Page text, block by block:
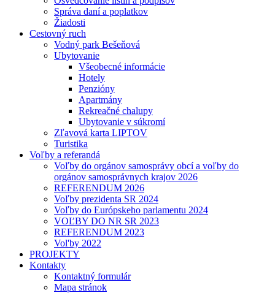
Správa daní a poplatkov
Žiadosti
Cestovný ruch
Vodný park Bešeňová
Ubytovanie
Všeobecné informácie
Hotely
Penzióny
Apartmány
Rekreačné chalupy
Ubytovanie v súkromí
Zľavová karta LIPTOV
Turistika
Voľby a referandá
Voľby do orgánov samosprávy obcí a voľby do
orgánov samosprávnych krajov 2026
REFERENDUM 2026
Voľby prezidenta SR 2024
Voľby do Európskeho parlamentu 2024
VOĽBY DO NR SR 2023
REFERENDUM 2023
Vol'by 2022
PROJEKTY
Kontakty
Kontaktný formulár
Mapa stránok